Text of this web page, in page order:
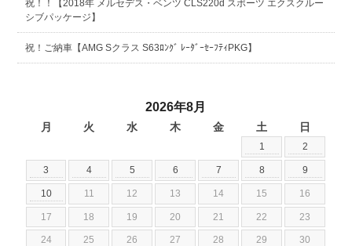
祝！！【2018年 メルセデス・ベンツ CLS220d スポーツ エクスクルー
シブパッケージ】
祝！ご納車【AMG Sクラス S63ﾛﾝｸﾞ ﾚｰﾀﾞｰｾｰﾌﾃｨPKG】
2026年8月
月 火 水 木 金 土 日
1 2
3 4 5 6 7 8 9
10 11 12 13 14 15 16
17 18 19 20 21 22 23
24 25 26 27 28 29 30